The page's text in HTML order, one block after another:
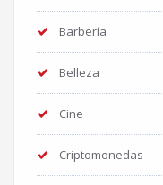
Barbería
Belleza
Cine
Criptomonedas